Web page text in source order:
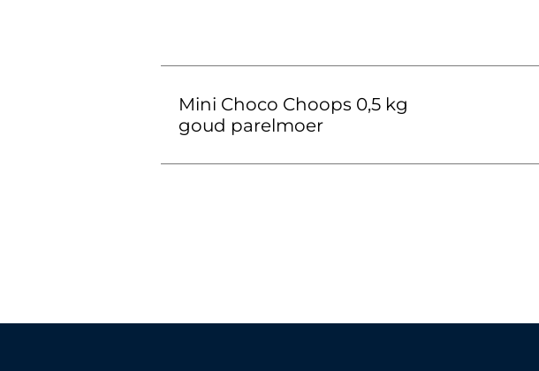
Mini Choco Choops 0,5 kg
goud parelmoer